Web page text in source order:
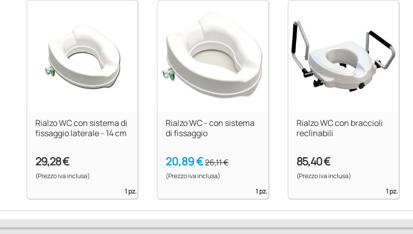
Rialzo WC con sistema di
fissaggio laterale - 14 cm
29,28 €
(Prezzo iva inclusa)
1 pz.
Rialzo WC - con sistema
di fissaggio
20,89 €26,11 €
(Prezzo iva inclusa)
1 pz.
Rialzo WC con braccioli
reclinabili
85,40 €
(Prezzo iva inclusa)
1 pz.